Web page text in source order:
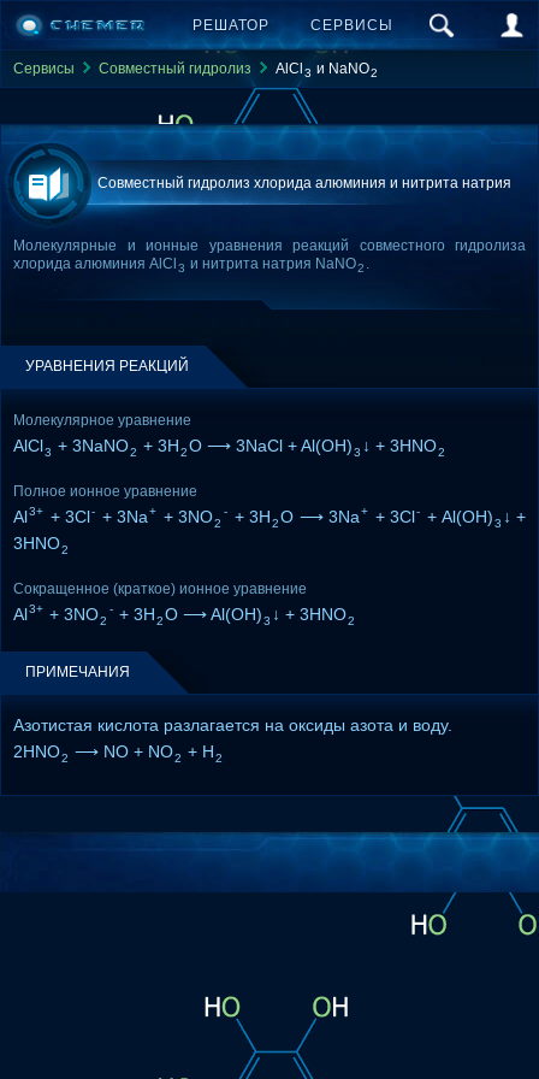
РЕШАТОР СЕРВИСЫ
Сервисы Совместный гидролиз AlCl 3 и NaNO2
Совместный гидролиз хлорида алюминия и нитрита натрия
Молекулярные и ионные уравнения реакций совместного гидролиза
хлорида алюминия AlCl 3 и нитрита натрия NaNO2 .
УРАВНЕНИЯ РЕАКЦИЙ
Молекулярное уравнение
AlCl3 + 3NaNO2 + 3H2O ⟶ 3NaCl + Al(OH)3 ↓ + 3HNO2
Полное ионное уравнение
Al3+ + 3Cl- + 3Na+ + 3NO2
- + 3H 2 O ⟶ 3Na + + 3Cl- + Al(OH)3 ↓ +
3HNO2
Сокращенное (краткое) ионное уравнение
Al3+ + 3NO2
- + 3H2O ⟶ Al(OH)3 ↓ + 3HNO2
ПРИМЕЧАНИЯ
Азотистая кислота разлагается на оксиды азота и воду.
2HNO2 ⟶ NO + NO2 + H2